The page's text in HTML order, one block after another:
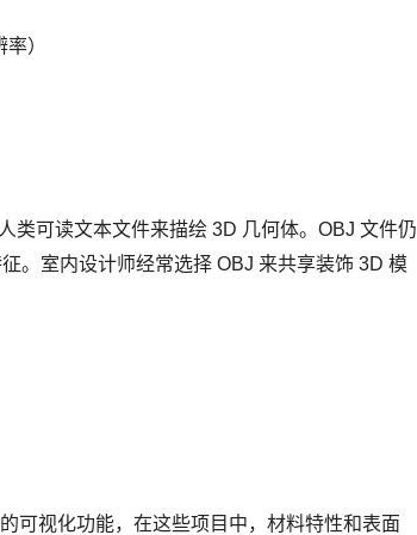
）
类可读文本文件来描绘 3D 几何体。OBJ 文件仍
。室内设计师经常选择 OBJ 来共享装饰 3D 模
可视化功能，在这些项目中，材料特性和表面